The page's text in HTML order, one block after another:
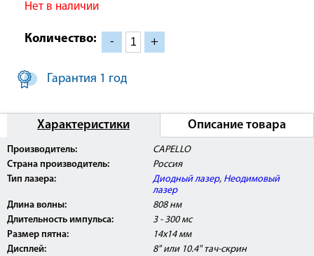
Нет в наличии
Количество: - +
Гарантия 1 год
Характеристики Описание товара
Производитель:
CAPELLO
Страна производитель:
Россия
Тип лазера:
Диодный лазер, Неодимовый
лазер
Длина волны:
808 нм
Длительность импульса:
3 - 300 мс
Размер пятна:
14х14 мм
Дисплей:
8" или 10.4" тач-скрин
Внимание: лазер Capello DUOS
испытания, имеет Регистрационное Удостоверение
Росздравнадзора РФ, а также сертификат
соответствия РОСТ.